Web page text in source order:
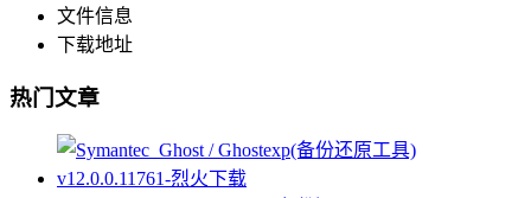
文件信息
下载地址
热门文章